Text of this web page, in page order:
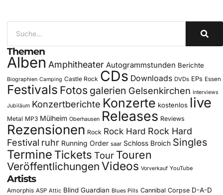
Themen
Alben Amphitheater Autogrammstunden Berichte
Biographien Camping Castle Rock CDs Downloads DVDs EPs Essen
Festivals Fotos galerien Gelsenkirchen Interviews
Jubiläum Konzertberichte Konzerte kostenlos live
Metal MP3 Mülheim Oberhausen Releases Reviews
Rezensionen Rock Rock Hard Rock Hard
Festival ruhr Running Order saar Schloss Broich Singles
Termine Tickets Tour Touren
Veröffentlichungen Videos Vorverkauf YouTube
Artists
Amorphis ASP Attic Blind Guardian Blues Pills Cannibal Corpse D-A-D